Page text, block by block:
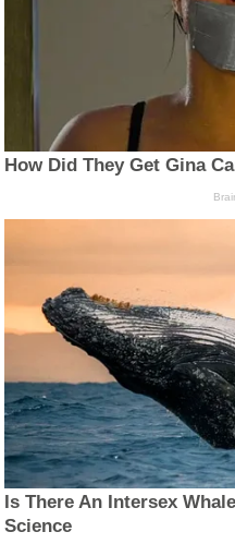
How Did They Get Gina
Is There An Intersex
Science